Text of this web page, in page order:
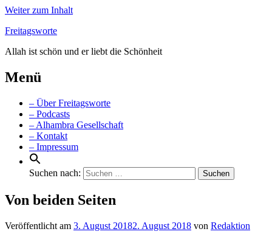
Weiter zum Inhalt
Freitagsworte
Allah ist schön und er liebt die Schönheit
Menü
– Über Freitagsworte
– Podcasts
– Alhambra Gesellschaft
– Kontakt
– Impressum
Suchen nach:
Von beiden Seiten
Veröffentlicht am 3. August 20182. August 2018 von Redaktion